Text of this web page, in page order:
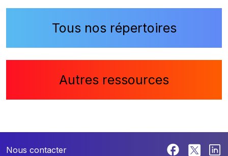
Tous nos répertoires
Autres ressources
Nous contacter